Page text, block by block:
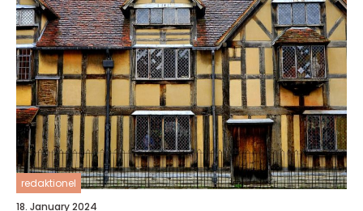
redaktionel
18. January 2024